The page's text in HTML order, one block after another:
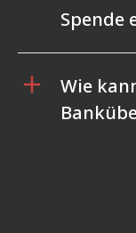
Spende
Wie